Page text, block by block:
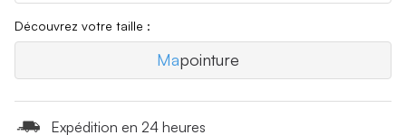
Découvrez votre taille :
Mapointure
Expédition en 24 heures